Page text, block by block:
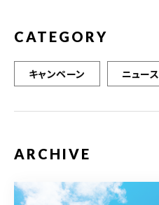
CATEGORY
キャンペーン ニュース
ARCHIVE